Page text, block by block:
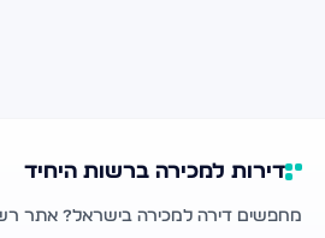
דירות למכירה ברשות היחיד
מחפשים דירה למכירה בישראל? אתר